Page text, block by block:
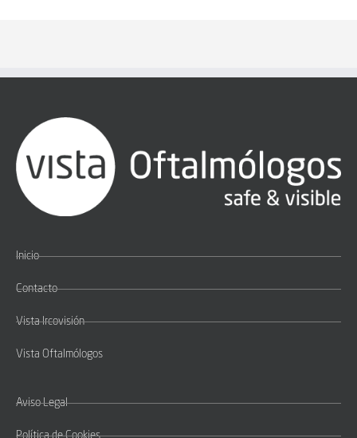
Inicio
Contacto
Vista Ircovisión
Vista Oftalmólogos
Aviso Legal